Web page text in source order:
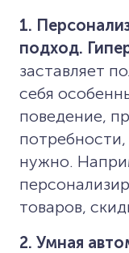
1.
подход.
заставляет
себя
поведение,
нужно.
товаров,
2. Умная